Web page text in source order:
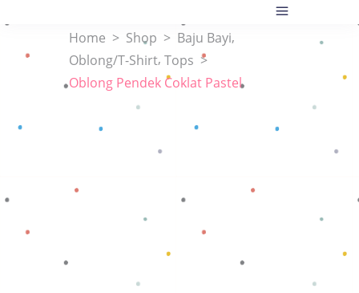
Home > Shop > Baju Bayi,
Oblong/T-Shirt, Tops >
Oblong Pendek Coklat Pastel